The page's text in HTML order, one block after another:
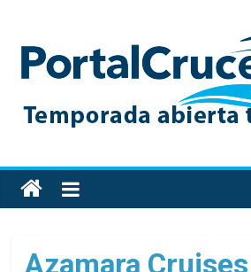
content
Toda
la
Azamara